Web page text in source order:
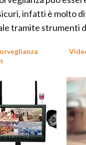
infatti è molto
tramite strumenti